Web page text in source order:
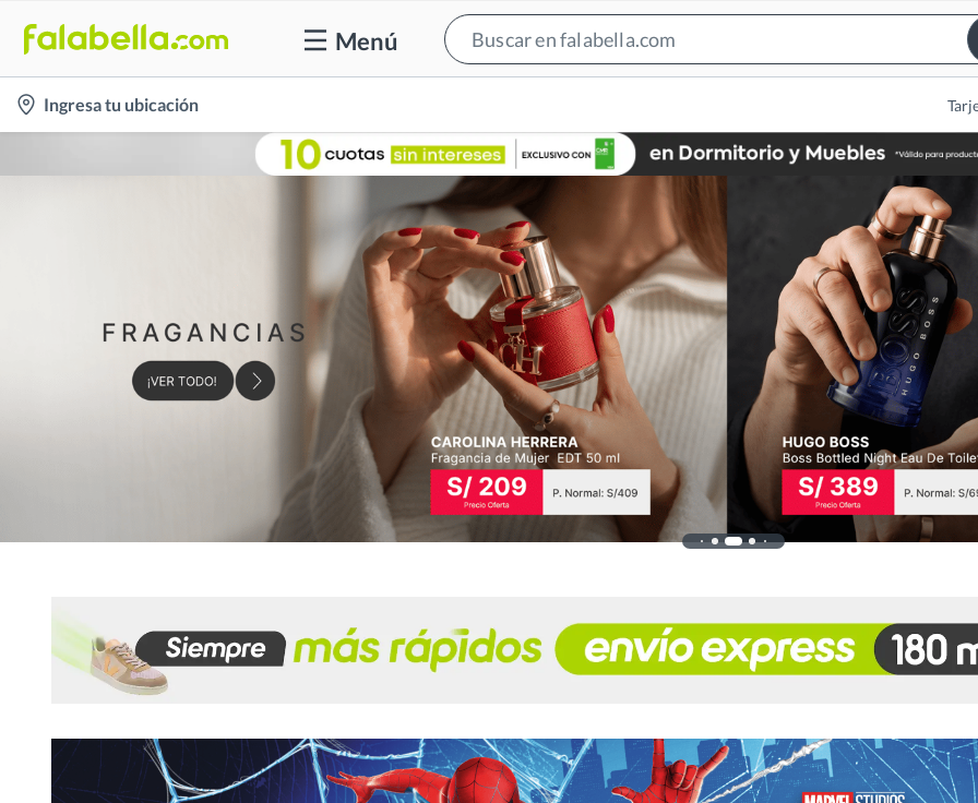
Menú
Bar
location-
icon
Ingresa tu ubicación